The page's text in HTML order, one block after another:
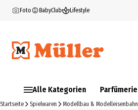
Foto BabyClub Lifestyle
Alle Kategorien Parfümerie
Startseite Spielwaren Modellbau & Modelleisenbahn